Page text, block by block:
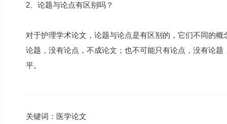
2、论题与论点有区别吗？
对于护理学术论文，论题与论点是有区别的，它们不同的
论题，没有论点，不成论文；也不可能只有论点，没有论
平。
关键词：医学论文